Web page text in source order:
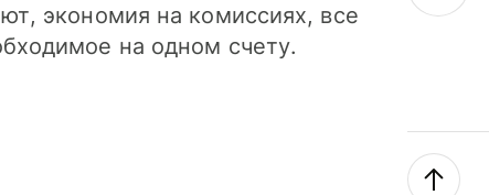
экономия на комиссиях, все
на одном счету.